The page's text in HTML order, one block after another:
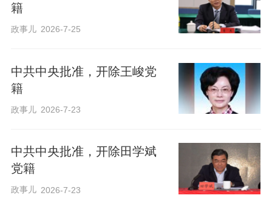
籍
政事儿 2026-7-25
中共中央批准，开除王峻党
籍
政事儿 2026-7-23
中共中央批准，开除田学斌
党籍
政事儿 2026-7-23